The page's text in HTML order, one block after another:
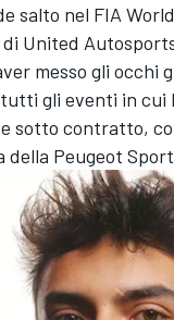
salto nel FIA
United
messo gli occhi
gli eventi in cui
sotto contratto,
Peugeot